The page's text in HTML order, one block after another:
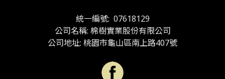
統一編號: 07618129
公司名稱: 棉樹實業股份有限公司
公司地址: 桃園市龜山區南上路407號